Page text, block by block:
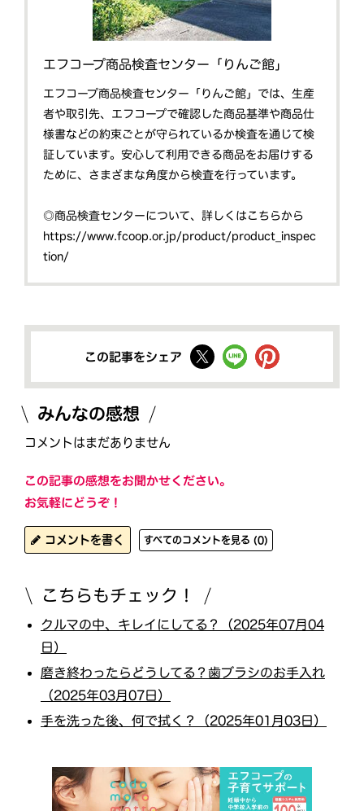
エフコープ商品検査センター「りんご館」
エフコープ商品検査センター「りんご館」では、生産
者や取引先、エフコープで確認した商品基準や商品仕
様書などの約束ごとが守られているか検査を通じて検
証しています。安心して利用できる商品をお届けする
ために、さまざまな角度から検査を行っています。
◎商品検査センターについて、詳しくはこちらから
https://www.fcoop.or.jp/product/product_inspec
tion/
この記事をシェア
みんなの感想
コメントはまだありません
この記事の感想をお聞かせください。
お気軽にどうぞ！
コメントを書く すべてのコメントを見る (0)
こちらもチェック！
クルマの中、キレイにしてる？（2025年07月04
日）
磨き終わったらどうしてる？歯ブラシのお手入れ
（2025年03月07日）
手を洗った後、何で拭く？（2025年01月03日）